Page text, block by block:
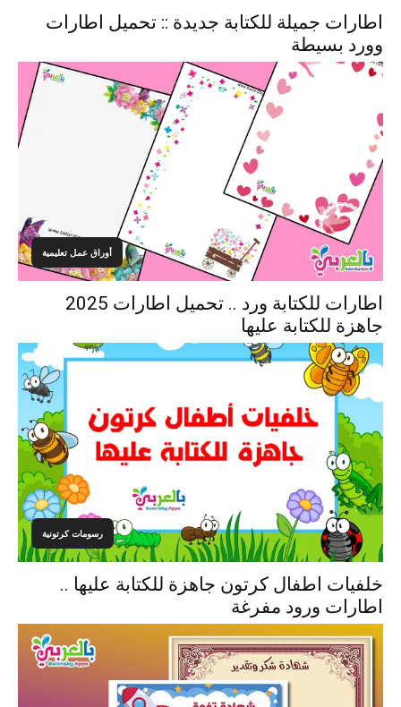
اطارات جميلة للكتابة جديدة :: تحميل اطارات
وورد بسيطة
أوراق عمل تعليمية
اطارات للكتابة ورد .. تحميل اطارات 2025
جاهزة للكتابة عليها
رسومات كرتونية
خلفيات اطفال كرتون جاهزة للكتابة عليها ..
اطارات ورود مفرغة